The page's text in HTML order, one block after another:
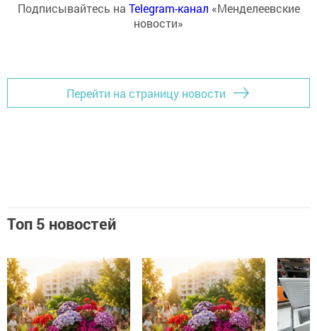
Подписывайтесь на Telegram-канал «Менделеевские
новости»
Перейти на страницу новости
Топ 5 новостей